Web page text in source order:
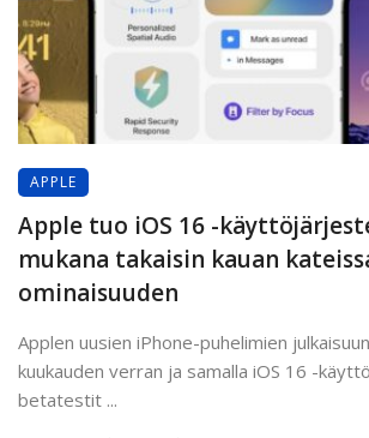
APPLE
Apple tuo iOS 16 -
mukana takaisin kauan
ominaisuuden
Applen uusien iPhone-puhelimien
kuukauden verran ja samalla iOS 16 -
betatestit ...